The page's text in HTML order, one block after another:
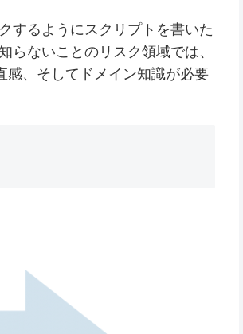
するようにスクリプトを書いた
らないことのリスク領域では、
感、そしてドメイン知識が必要